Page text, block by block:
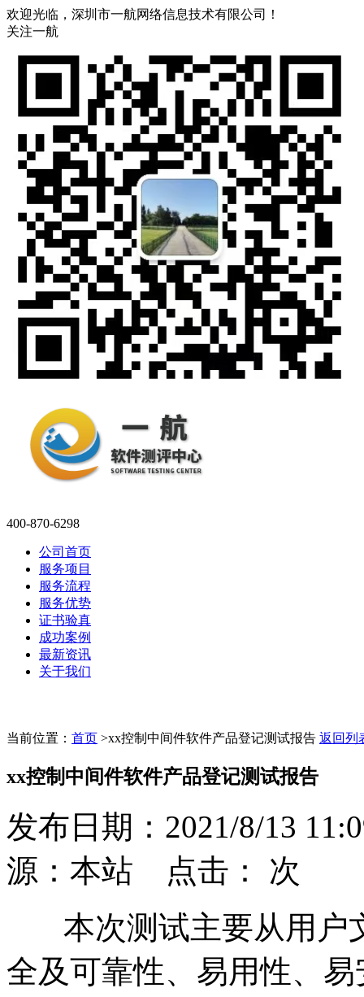
欢迎光临，深圳市一航网络信息技术有限公司！
关注一航
400-870-6298
公司首页
服务项目
服务流程
服务优势
证书验真
成功案例
最新资讯
关于我们
当前位置： 首页 >xx控制中间件软件产品登记测试报告 返回列
xx控制中间件软件产品登记测试报告
发布日期：2021/8/13
源：本站 点击： 次
本次测试主要从用户
全及可靠性、易用性、